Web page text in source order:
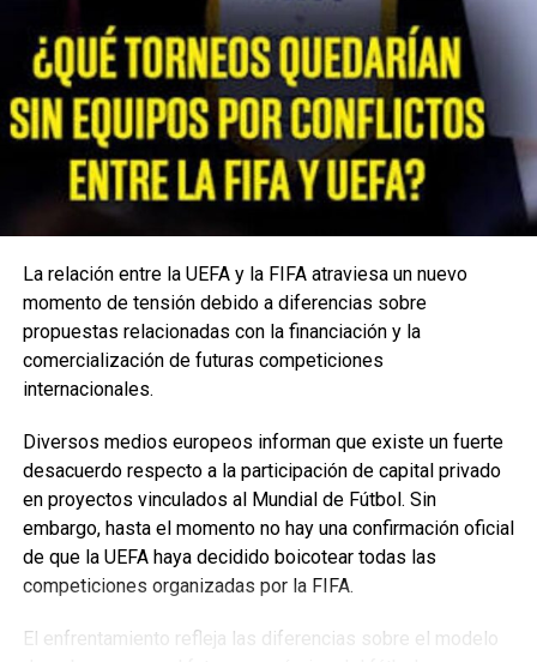
Instagram :@EnfoqueNow
Facebook:@EnfoqueNow
Twitter: @EnfoqueNow
Youtube:@EnfoqueNow
Encuentra más notas como esta aquí:
TEMAS RELACIONADOS: CRÍTICAS
LIONEL MESSI
NEGATIVO
PARIS SAINT GERMAIN
PRENSA PSG
VER SIGUIENTE
NO TE PIERDAS
Ucraniana Elina Svitolina renunció al torneo para no
enfrentarse a una rival rusa
Enfoque Now
La relación entre la UEFA y la FIFA atraviesa un nuevo
momento de tensión debido a diferencias sobre
propuestas relacionadas con la financiación y la
comercialización de futuras competiciones
internacionales.
Diversos medios europeos informan que existe un fuerte
desacuerdo respecto a la participación de capital privado
en proyectos vinculados al Mundial de Fútbol. Sin
embargo, hasta el momento no hay una confirmación oficial
de que la UEFA haya decidido boicotear todas las
competiciones organizadas por la FIFA.
El enfrentamiento refleja las diferencias sobre el modelo